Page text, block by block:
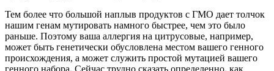
Тем более что большой наплыв продуктов с ГМО дает толчок
нашим генам мутировать намного быстрее, чем это было
раньше. Поэтому ваша аллергия на цитрусовые, например,
может быть генетически обусловлена местом вашего генного
происхождения, а может служить простой мутацией вашего
генного набора. Сейчас трудно сказать определенно, как